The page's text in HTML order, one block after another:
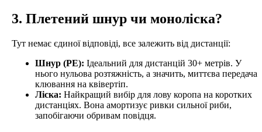
3. Плетений шнур чи моноліска?
Тут немає єдиної відповіді, все залежить від дистанції:
Шнур (PE): Ідеальний для дистанцій 30+ метрів. У
нього нульова розтяжність, а значить, миттєва передача
клювання на квівертіп.
Ліска: Найкращий вибір для лову коропа на коротких
дистанціях. Вона амортизує ривки сильної риби,
запобігаючи обривам повідця.